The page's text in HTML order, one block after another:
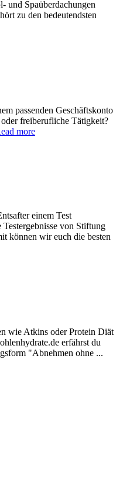
und Spaüberdachungen
zu den bedeutendsten
passenden Geschäftskonto
freiberufliche Tätigkeit?
more
einem Test
von Stiftung
können wir euch die besten
wie Atkins oder Protein Diät
erfährst du
"Abnehmen ohne ...